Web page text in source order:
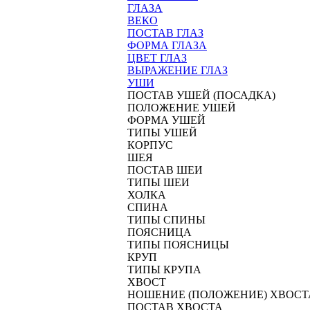
ГЛАЗА
ВЕКО
ПОСТАВ ГЛАЗ
ФОРМА ГЛАЗА
ЦВЕТ ГЛАЗ
ВЫРАЖЕНИЕ ГЛАЗ
УШИ
ПОСТАВ УШЕЙ (ПОСАДКА)
ПОЛОЖЕНИЕ УШЕЙ
ФОРМА УШЕЙ
ТИПЫ УШЕЙ
КОРПУС
ШЕЯ
ПОСТАВ ШЕИ
ТИПЫ ШЕИ
ХОЛКА
СПИНА
ТИПЫ СПИНЫ
ПОЯСНИЦА
ТИПЫ ПОЯСНИЦЫ
КРУП
ТИПЫ КРУПА
ХВОСТ
НОШЕНИЕ (ПОЛОЖЕНИЕ)
ПОСТАВ ХВОСТА